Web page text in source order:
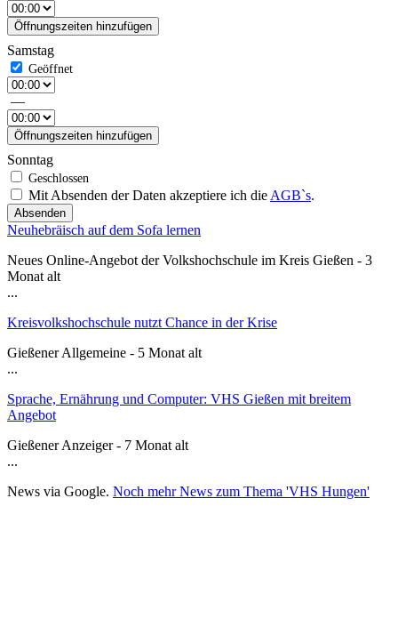
Öffnungszeiten hinzufügen
Samstag
—
Öffnungszeiten hinzufügen
Sonntag
Mit Absenden der Daten akzeptiere ich die AGB`s.
Absenden
Neuhebräisch auf dem Sofa lernen
Neues Online-Angebot der Volkshochschule im Kreis Gießen - 3
Monat alt
...
Kreisvolkshochschule nutzt Chance in der Krise
Gießener Allgemeine - 5 Monat alt
...
Sprache, Ernährung und Computer: VHS Gießen mit breitem
Angebot
Gießener Anzeiger - 7 Monat alt
...
News via Google. Noch mehr News zum Thema 'VHS Hungen'